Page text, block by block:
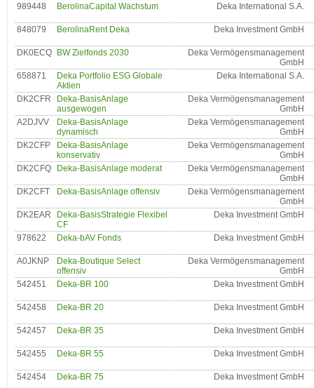
989448 BerolinaCapital Wachstum Deka International S.A.
848079 BerolinaRent Deka Deka Investment GmbH
DK0ECQ BW Zielfonds 2030
Deka Vermögensmanagement
GmbH
658871
Deka Portfolio ESG Globale
Aktien
Deka International S.A.
DK2CFR
Deka-BasisAnlage
ausgewogen
Deka Vermögensmanagement
GmbH
A2DJVV
Deka-BasisAnlage
dynamisch
Deka Vermögensmanagement
GmbH
DK2CFP
Deka-BasisAnlage
konservativ
Deka Vermögensmanagement
GmbH
DK2CFQ
Deka-BasisAnlage moderat
Deka Vermögensmanagement
GmbH
DK2CFT
Deka-BasisAnlage offensiv
Deka Vermögensmanagement
GmbH
DK2EAR
Deka-BasisStrategie Flexibel
CF
Deka Investment GmbH
978622 Deka-bAV Fonds Deka Investment GmbH
A0JKNP
Deka-Boutique Select
offensiv
Deka Vermögensmanagement
GmbH
542451
Deka-BR 100 Deka Investment GmbH
542458 Deka-BR 20 Deka Investment GmbH
542457 Deka-BR 35 Deka Investment GmbH
542455 Deka-BR 55 Deka Investment GmbH
542454 Deka-BR 75 Deka Investment GmbH